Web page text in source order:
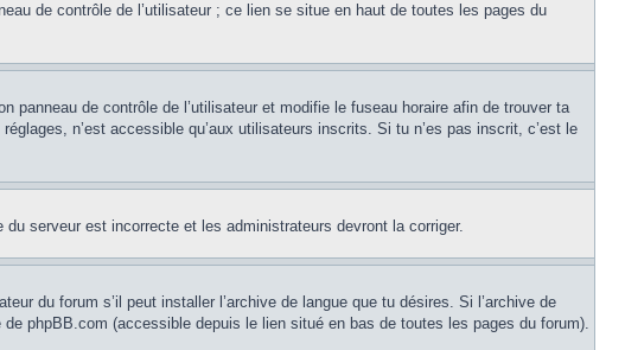
de contrôle de l’utilisateur ; ce lien se situe en haut de toutes les pages du
panneau de contrôle de l’utilisateur et modifie le fuseau horaire afin de trouver ta
n’est accessible qu’aux utilisateurs inscrits. Si tu n’es pas inscrit, c’est le
du serveur est incorrecte et les administrateurs devront la corriger.
du forum s’il peut installer l’archive de langue que tu désires. Si l’archive de
phpBB.com (accessible depuis le lien situé en bas de toutes les pages du forum).